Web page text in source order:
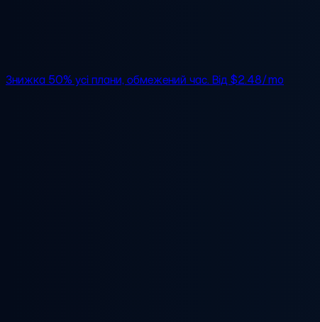
Знижка 50% усі плани, обмежений час. Від$2.48/mo